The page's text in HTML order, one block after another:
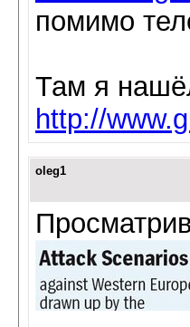
помимо
Там я
http://
oleg1